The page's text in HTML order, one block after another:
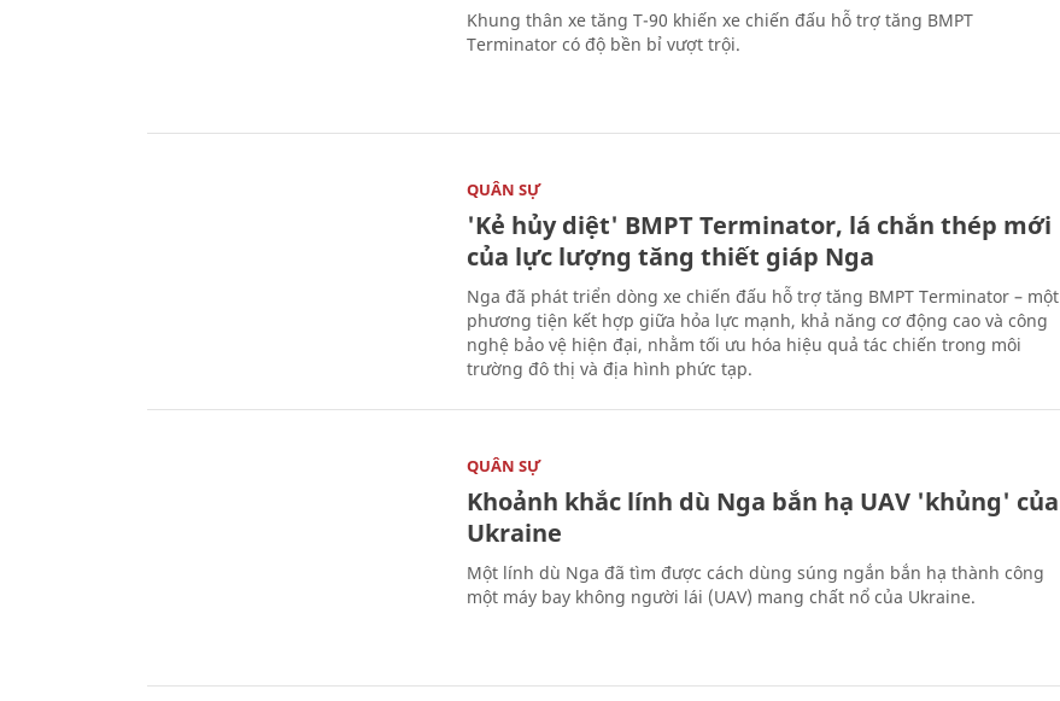
Khung thân xe tăng T-90 khiến xe chiến đấu hỗ trợ tăng BMPT
Terminator có độ bền bỉ vượt trội.
QUÂN SỰ
'Kẻ hủy diệt' BMPT Terminator, lá chắn thép mới
của lực lượng tăng thiết giáp Nga
Nga đã phát triển dòng xe chiến đấu hỗ trợ tăng BMPT Terminator – một
phương tiện kết hợp giữa hỏa lực mạnh, khả năng cơ động cao và công
nghệ bảo vệ hiện đại, nhằm tối ưu hóa hiệu quả tác chiến trong môi
trường đô thị và địa hình phức tạp.
QUÂN SỰ
Khoảnh khắc lính dù Nga bắn hạ UAV 'khủng' của
Ukraine
Một lính dù Nga đã tìm được cách dùng súng ngắn bắn hạ thành công
một máy bay không người lái (UAV) mang chất nổ của Ukraine.